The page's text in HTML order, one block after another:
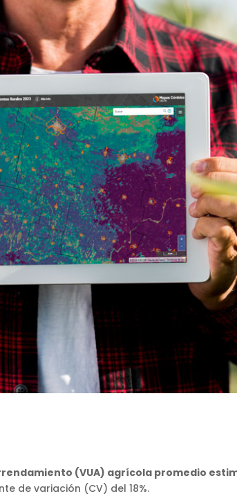
(VUA) agrícola promedio
de variación (CV) del 18%.